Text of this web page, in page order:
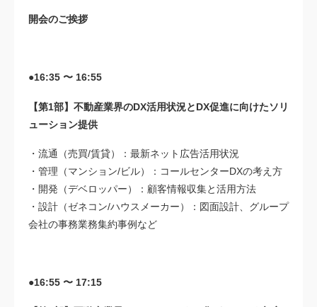
開会のご挨拶
●16:35 〜 16:55
【第1部】不動産業界のDX活用状況とDX促進に向けたソリ
ューション提供
・流通（売買/賃貸）：最新ネット広告活用状況
・管理（マンション/ビル）：コールセンターDXの考え方
・開発（デベロッパー）：顧客情報収集と活用方法
・設計（ゼネコン/ハウスメーカー）：図面設計、グループ
会社の事務業務集約事例など
●16:55 〜 17:15